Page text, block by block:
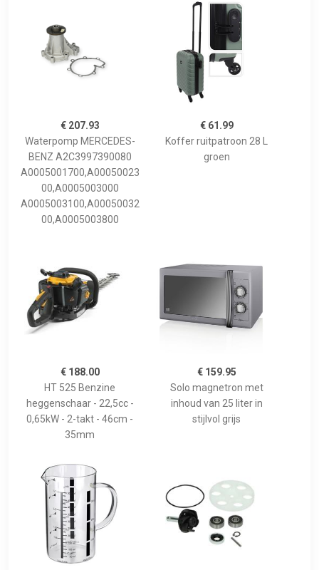
€ 207.93
Waterpomp MERCEDES-
BENZ A2C3997390080
A0005001700,A00050023
00,A0005003000
A0005003100,A00050032
00,A0005003800
€ 61.99
Koffer ruitpatroon 28 L
groen
€ 188.00
HT 525 Benzine
heggenschaar - 22,5cc -
0,65kW - 2-takt - 46cm -
35mm
€ 159.95
Solo magnetron met
inhoud van 25 liter in
stijlvol grijs